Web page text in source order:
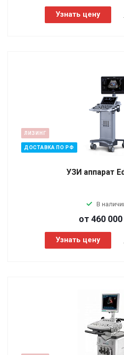
Узнать цену
ЛИЗИНГ
ДОСТАВКА ПО РФ
УЗИ аппарат
В
от 460 000
Узнать цену